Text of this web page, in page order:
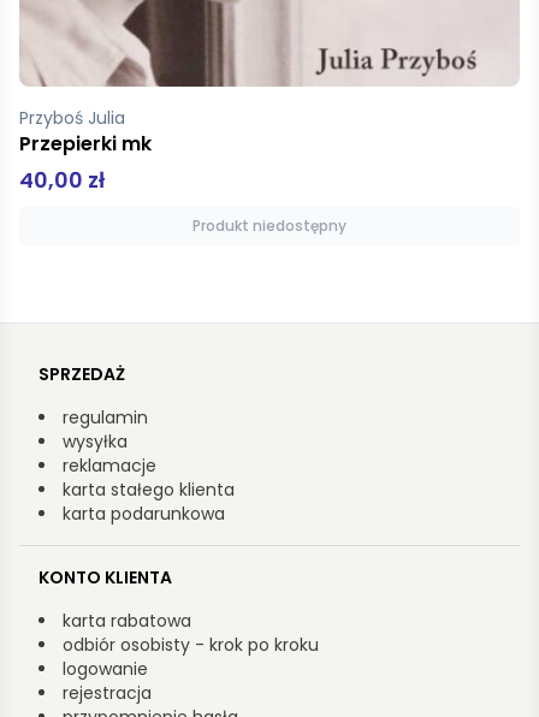
1:500 000
Austria - mapa samochodowa 1:500 000
34,90 zł
Produkt niedostępny
SPRZEDAŻ
regulamin
wysyłka
reklamacje
karta stałego klienta
karta podarunkowa
KONTO KLIENTA
karta rabatowa
odbiór osobisty - krok po kroku
logowanie
rejestracja